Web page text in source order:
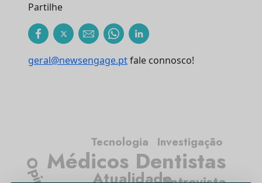
Partilhe
geral@newsengage.ptfale connosco!
Atualidade
Médicos Dentistas
Tecnologia Investigação